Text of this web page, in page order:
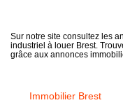
Sur notre site consultez les
industriel à louer Brest.
grâce aux annonces
Immobilier Brest